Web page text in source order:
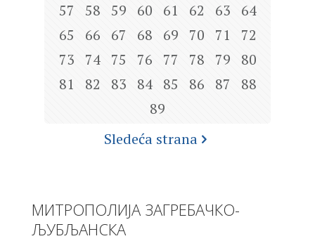
57
58 59 60 61 62 63
64
65
66 67 68 69 70 71
72
73
74 75 76 77 78 79
80
81
82 83 84 85 86 87
88
89
Sledeća strana
МИТРОПОЛИЈА ЗАГРЕБАЧКО-
ЉУБЉАНСКА